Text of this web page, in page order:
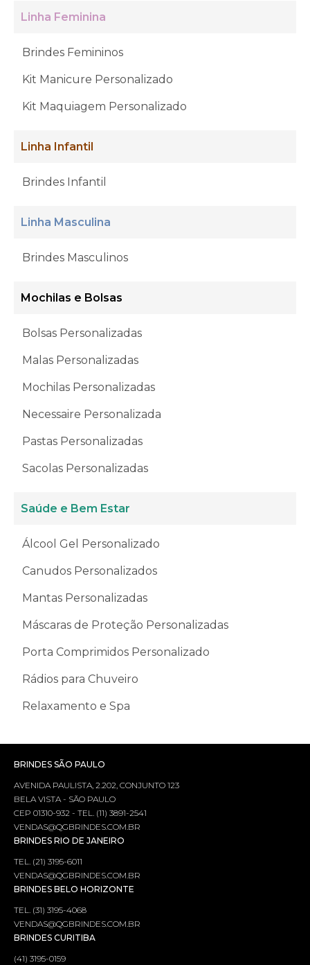
Linha Feminina
Brindes Femininos
Kit Manicure Personalizado
Kit Maquiagem Personalizado
Linha Infantil
Brindes Infantil
Linha Masculina
Brindes Masculinos
Mochilas e Bolsas
Bolsas Personalizadas
Malas Personalizadas
Mochilas Personalizadas
Necessaire Personalizada
Pastas Personalizadas
Sacolas Personalizadas
Saúde e Bem Estar
Álcool Gel Personalizado
Canudos Personalizados
Mantas Personalizadas
Máscaras de Proteção Personalizadas
Porta Comprimidos Personalizado
Rádios para Chuveiro
Relaxamento e Spa
BRINDES SÃO PAULO
AVENIDA PAULISTA, 2.202, CONJUNTO 123
BELA VISTA - SÃO PAULO
CEP 01310-932 - TEL. (11) 3891-2541
VENDAS@QGBRINDES.COM.BR
BRINDES RIO DE JANEIRO
TEL. (21) 3195-6011
VENDAS@QGBRINDES.COM.BR
BRINDES BELO HORIZONTE
TEL. (31) 3195-4068
VENDAS@QGBRINDES.COM.BR
BRINDES CURITIBA
(41) 3195-0159